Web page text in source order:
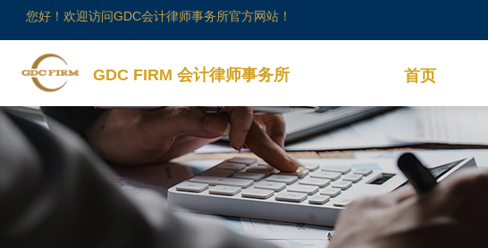
首页
GDC FIRM 会计律师事务所
您好！欢迎访问GDC会计律师事务所官方网站！